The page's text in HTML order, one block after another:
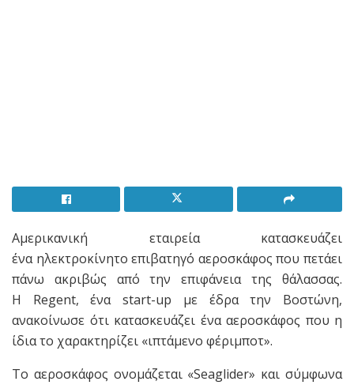
Αμερικανική εταιρεία κατασκευάζει
ένα ηλεκτροκίνητο επιβατηγό αεροσκάφος που πετάει
πάνω ακριβώς από την επιφάνεια της θάλασσας.
H Regent, ένα start-up με έδρα την Βοστώνη,
ανακοίνωσε ότι κατασκευάζει ένα αεροσκάφος που η
ίδια το χαρακτηρίζει «ιπτάμενο φέριμποτ».
Το αεροσκάφος ονομάζεται «Seaglider» και σύμφωνα